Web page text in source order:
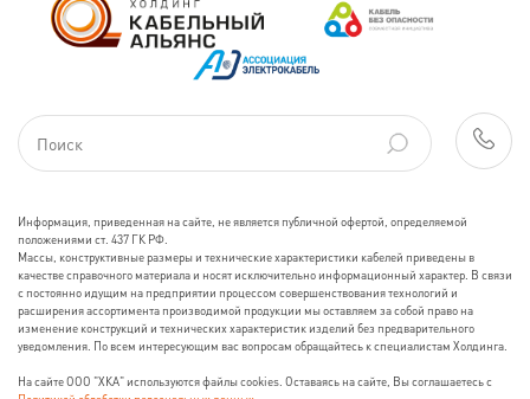
Информация, приведенная на сайте, не является публичной офертой, определяемой
положениями ст. 437 ГК РФ.
Массы, конструктивные размеры и технические характеристики кабелей приведены в
качестве справочного материала и носят исключительно информационный характер. В связи
с постоянно идущим на предприятии процессом совершенствования технологий и
расширения ассортимента производимой продукции мы оставляем за собой право на
изменение конструкций и технических характеристик изделий без предварительного
уведомления. По всем интересующим вас вопросам обращайтесь к специалистам Холдинга.
На сайте ООО "ХКА" используются файлы cookies. Оставаясь на сайте, Вы соглашаетесь с